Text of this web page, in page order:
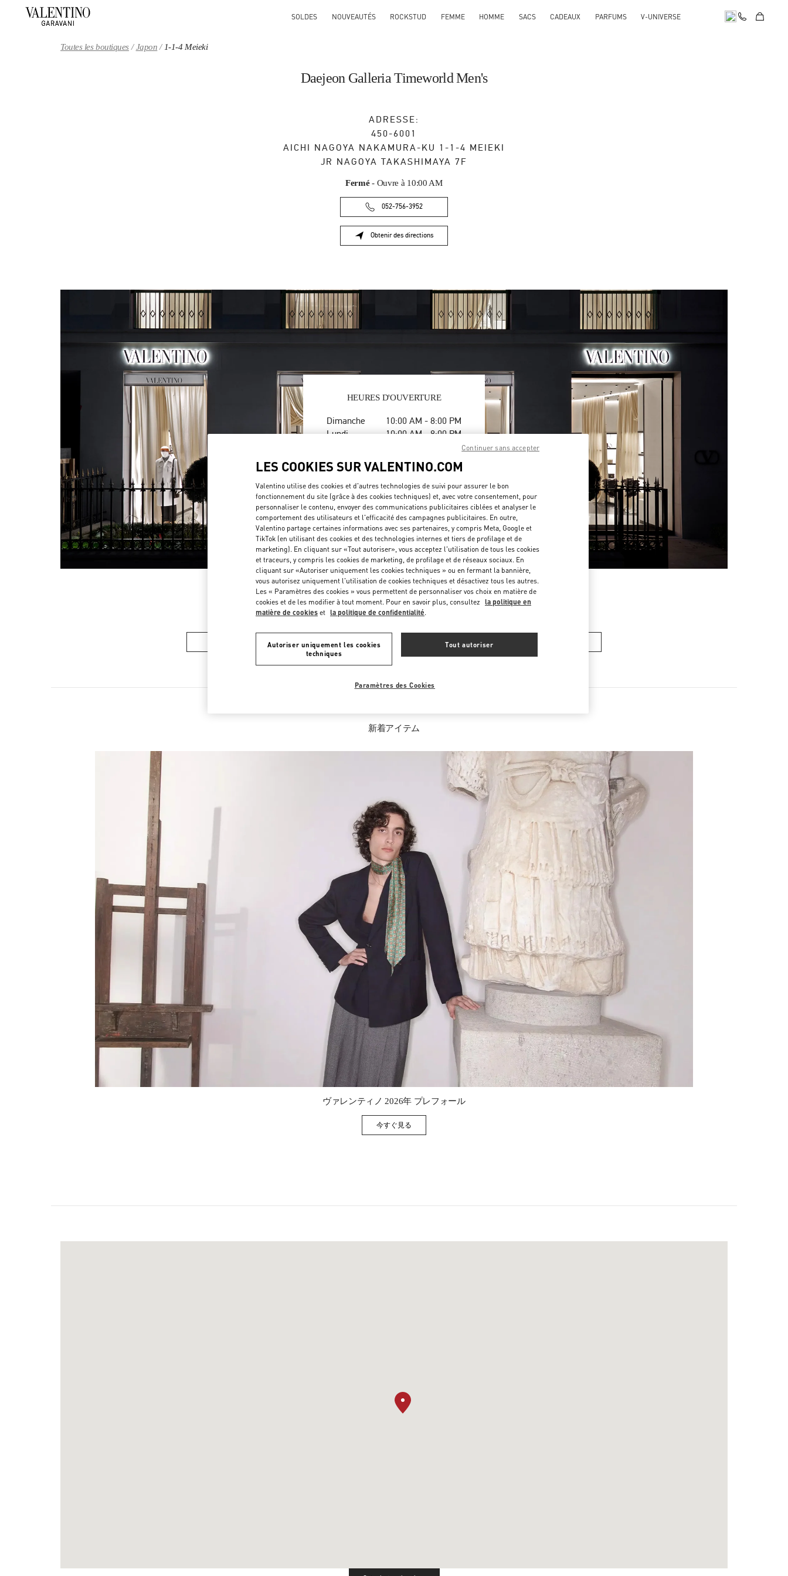
SOLDES NOUVEAUTÉS ROCKSTUD FEMME HOMME SACS CADEAUX PARFUMS V-UNIVERSE
Toutes les boutiques Japon 1-1-4 Meieki
Daejeon Galleria Timeworld Men's
ADRESSE:
450-6001
AICHI NAGOYA NAKAMURA-KU 1-1-4 MEIEKI
JR NAGOYA TAKASHIMAYA 7F
Fermé- Ouvre à 10:00 AM
052-756-3952
Obtenir des directions
Link Opens in New Tab
HEURES D'OUVERTURE
Jour de la semaineHeures
Dimanche 10:00 AM - 8:00 PM
Lundi
10:00 AM-8:00 PM
Mercredi
10:00 AM-8:00 PM
Jeudi
10:00 AM-8:00 PM
Vendredi
10:00 AM-8:00 PM
Samedi 10:00 AM-8:00 PM
CE QUE VOUS TROUVEREZ DANS CETTE BOUTIQUE
メンズコレクション メンズシューズ
新着アイテム
Link Opens in New Tab
ヴァレンティノ 2026年 プレフォール
今すぐ見るLink Opens in New Tab
LES COOKIES SUR VALENTINO.COM
Valentino utilise des cookies et d'autres technologies de suivi pour assurer le bon
fonctionnement du site (grâce à des cookies techniques) et, avec votre consentement, pour
personnaliser le contenu, envoyer des communications publicitaires ciblées et analyser le
comportement des utilisateurs et l'efficacité des campagnes publicitaires. En outre,
Valentino partage certaines informations avec ses partenaires, y compris Meta, Google et
TikTok (en utilisant des cookies et des technologies internes et tiers de profilage et de
marketing). En cliquant sur «Tout autoriser», vous acceptez l'utilisation de tous les cookies
et traceurs, y compris les cookies de marketing, de profilage et de réseaux sociaux. En
cliquant sur «Autoriser uniquement les cookies techniques » ou en fermant la bannière,
vous autorisez uniquement l'utilisation de cookies techniques et désactivez tous les autres.
Les « Paramètres des cookies » vous permettent de personnaliser vos choix en matière de
cookies et de les modifier à tout moment. Pour en savoir plus, consultez la politique en
matière de cookies et la politique de confidentialité.
Autoriser uniquement les cookies
techniques
Tout autoriser
Paramètres des Cookies
Continuer sans accepter